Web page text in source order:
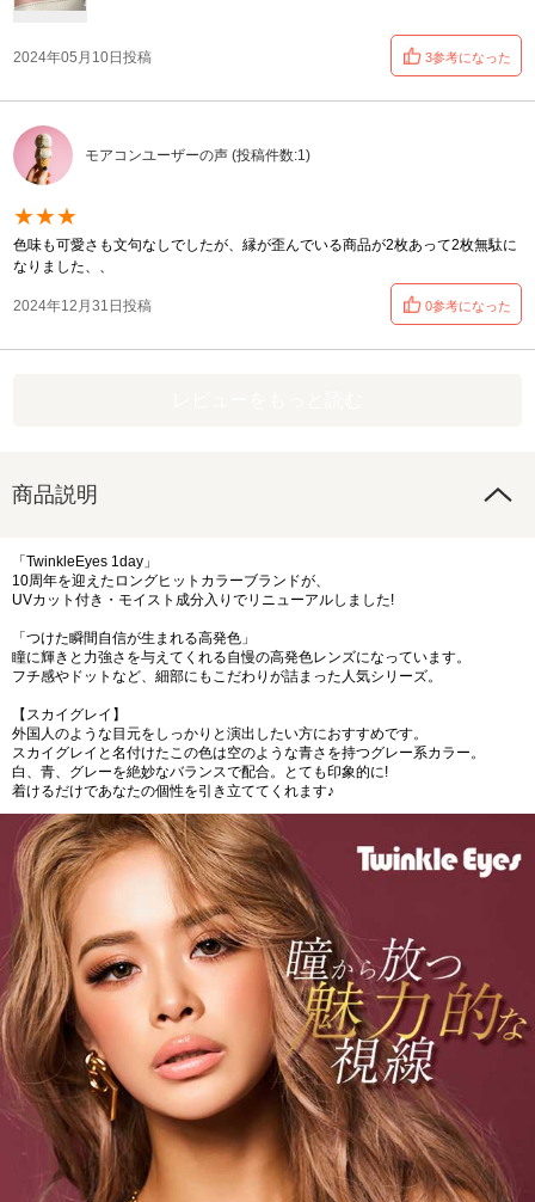
2024年05月10日投稿 3参考になった
モアコンユーザーの声 (投稿件数:1)
★★★
色味も可愛さも文句なしでしたが、縁が歪んでいる商品が2枚あって2枚無駄に
なりました、、
2024年12月31日投稿 0参考になった
商品説明
「TwinkleEyes 1day」
10周年を迎えたロングヒットカラーブランドが、
UVカット付き・モイスト成分入りでリニューアルしました!
「つけた瞬間自信が生まれる高発色」
瞳に輝きと力強さを与えてくれる自慢の高発色レンズになっています。
フチ感やドットなど、細部にもこだわりが詰まった人気シリーズ。
【スカイグレイ】
外国人のような目元をしっかりと演出したい方におすすめです。
スカイグレイと名付けたこの色は空のような青さを持つグレー系カラー。
白、青、グレーを絶妙なバランスで配合。とても印象的に!
着けるだけであなたの個性を引き立ててくれます♪